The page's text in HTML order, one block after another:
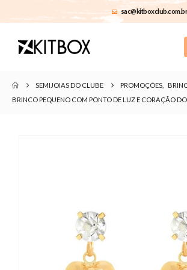
sac@kitboxclub.com.br
SEMIJOIAS DO CLUBE PROMOÇÕES
BRINCO PEQUENO COM PONTO DE LUZ E CORAÇÃO